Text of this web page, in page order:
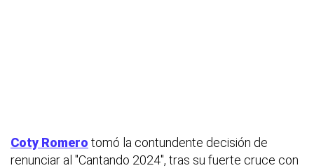
Coty Romero tomó la contundente decisión de
renunciar al "Cantando 2024", tras su fuerte cruce con